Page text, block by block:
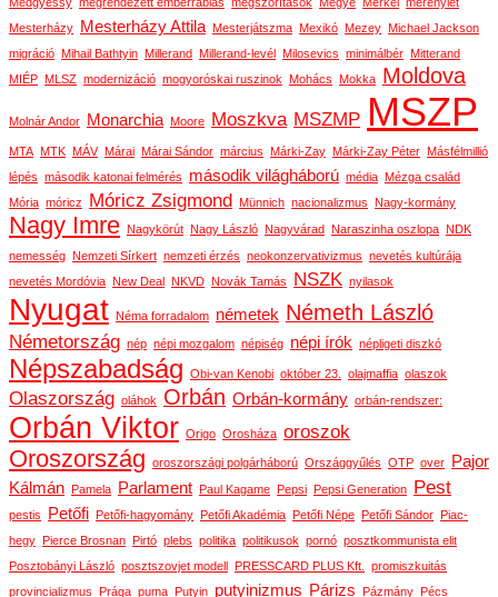
Mesterházy
Mesterházy Attila Mesterjátszma Mexikó Mezey Michael Jackson
migráció Mihail Bathtyin Millerand Millerand-levél Milosevics minimálbér Mitterand
MIÉP MLSZ modernizáció mogyoróskai ruszinok Mohács Mokka Moldova
Molnár Andor Monarchia Moore Moszkva MSZMP MSZP
MTA MTK MÁV Márai Márai Sándor március Márki-Zay Márki-Zay Péter Másfélmillió
lépés második katonai felmérés második világháború média Mézga család
Mória móricz Móricz Zsigmond Münnich nacionalizmus Nagy-kormány
Nagy Imre Nagykörút Nagy László Nagyvárad Naraszinha oszlopa NDK
nemesség Nemzeti Sírkert nemzeti érzés neokonzervativizmus nevetés kultúrája
nevetés Mordóvia New Deal NKVD Novák Tamás NSZK nyilasok
Nyugat Néma forradalom németek Németh László
Németország nép népi mozgalom népiség népi írók népligeti diszkó
Népszabadság Obi-van Kenobi október 23. olajmaffia olaszok
Olaszország oláhok Orbán Orbán-kormány orbán-rendszer:
Orbán Viktor Origo Orosháza oroszok
Oroszország oroszországi polgárháború Országgyűlés OTP over
Pajor
Kálmán Pamela Parlament Paul Kagame Pepsi Pepsi Generation Pest
pestis Petőfi Petőfi-hagyomány Petőfi Akadémia Petőfi Népe Petőfi Sándor Piac-
hegy Pierce Brosnan Pirtó plebs politika politikusok pornó posztkommunista elit
Posztobányi László posztszovjet modell PRESSCARD PLUS Kft.
promiszkuitás
provincializmus Prága puma Putyin putyinizmus Párizs Pázmány Pécs